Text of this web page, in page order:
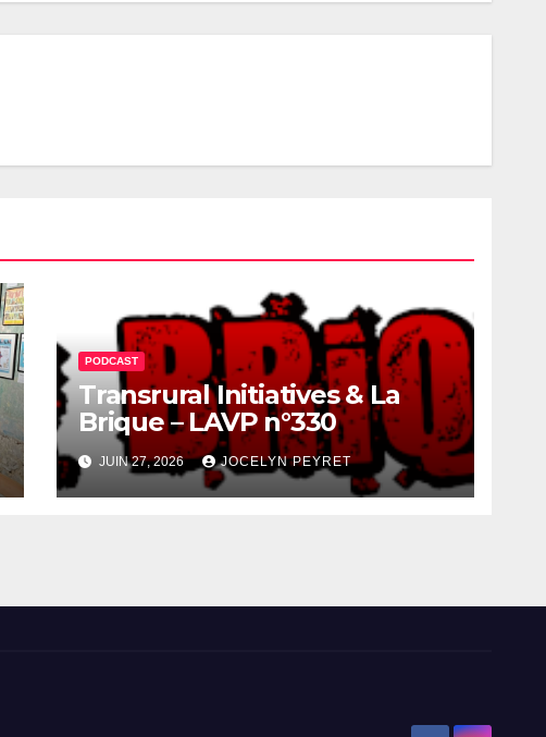
PODCAST
Transrural Initiatives & La
Brique – LAVP n°330
JUIN 27, 2026 JOCELYN PEYRET